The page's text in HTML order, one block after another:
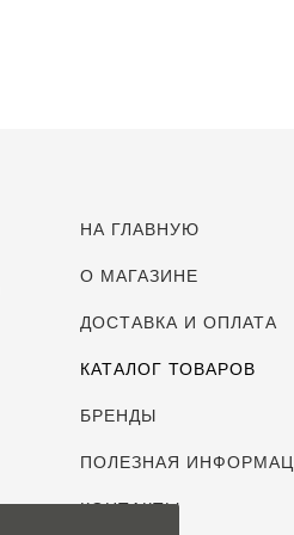
НА ГЛАВНУЮ
О МАГАЗИНЕ
ДОСТАВКА И ОПЛАТА
КАТАЛОГ ТОВАРОВ
БРЕНДЫ
ПОЛЕЗНАЯ
КОНТАКТЫ